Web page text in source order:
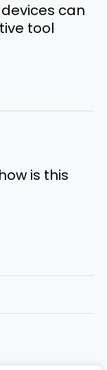
can
tool
is this